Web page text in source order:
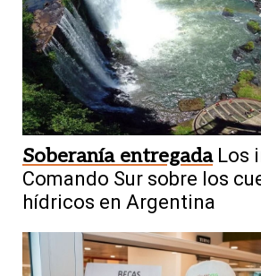
Soberanía entregada Los
Comando Sur sobre los
hídricos en Argentina